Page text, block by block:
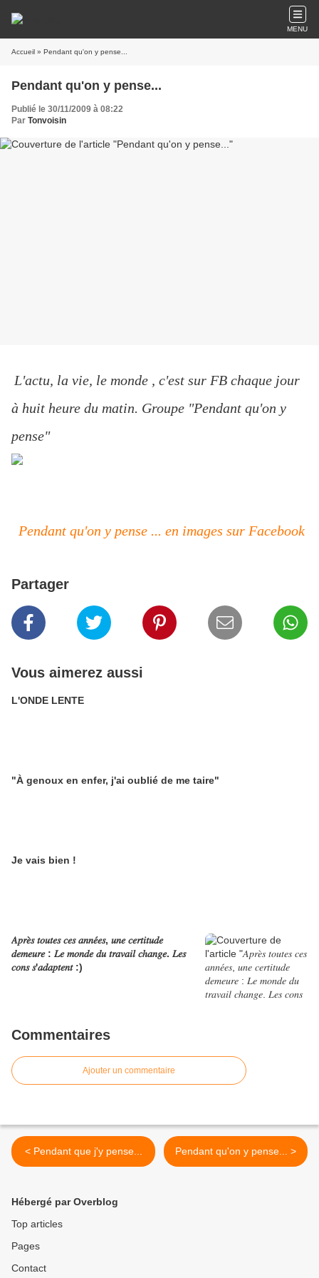
MENU
Accueil » Pendant qu'on y pense...
Pendant qu'on y pense...
Publié le 30/11/2009 à 08:22
Par Tonvoisin
L'actu, la vie, le monde , c'est sur FB chaque jour
à huit heure du matin. Groupe "Pendant qu'on y
pense"
Pendant qu'on y pense ... en images sur Facebook
Partager
Vous aimerez aussi
L'ONDE LENTE
"À genoux en enfer, j'ai oublié de me taire"
Je vais bien !
𝐴𝑝𝑟𝑒̀𝑠 𝑡𝑜𝑢𝑡𝑒𝑠 𝑐𝑒𝑠 𝑎𝑛𝑛𝑒́𝑒𝑠, 𝑢𝑛𝑒 𝑐𝑒𝑟𝑡𝑖𝑡𝑢𝑑𝑒
𝑑𝑒𝑚𝑒𝑢𝑟𝑒 : 𝐿𝑒 𝑚𝑜𝑛𝑑𝑒 𝑑𝑢 𝑡𝑟𝑎𝑣𝑎𝑖𝑙 𝑐ℎ𝑎𝑛𝑔𝑒. 𝐿𝑒𝑠
𝑐𝑜𝑛𝑠 𝑠'𝑎𝑑𝑎𝑝𝑡𝑒𝑛𝑡 :)
Commentaires
Ajouter un commentaire
< Pendant que j'y pense... Pendant qu'on y pense... >
Hébergé par Overblog
Top articles
Pages
Contact